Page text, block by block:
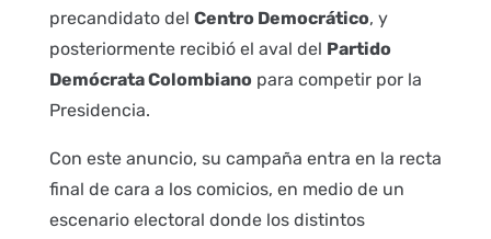
precandidato del Centro Democrático, y
posteriormente recibió el aval del Partido
Demócrata Colombianopara competir por la
Presidencia.
Con este anuncio, su campaña entra en la recta
final de cara a los comicios, en medio de un
escenario electoral donde los distintos